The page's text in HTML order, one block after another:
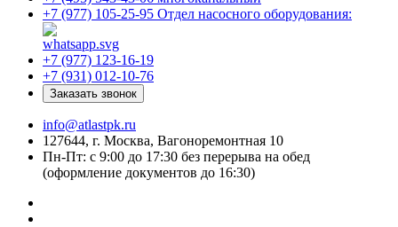
+7 (977) 105-25-95 Отдел насосного оборудования:
+7 (977) 123-16-19
+7 (931) 012-10-76
Заказать звонок
info@atlastpk.ru
127644, г. Москва, Вагоноремонтная 10
Пн-Пт: с 9:00 до 17:30 без перерыва на обед
(оформление документов до 16:30)